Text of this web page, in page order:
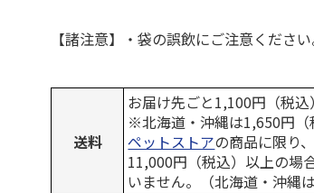
【諸注意】・袋の誤飲にご注意ください
送料
お届け先ごと1,100円（税込）
※北海道・沖縄は1,650円（
ペットストアの商品に限り
11,000円（税込）以上の場
いません。（北海道・沖縄は